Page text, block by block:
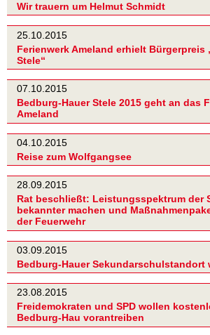
Wir trauern um Helmut Schmidt
25.10.2015
Ferienwerk Ameland erhielt Bürgerpreis
Stele“
07.10.2015
Bedburg-Hauer Stele 2015 geht an das
Ameland
04.10.2015
Reise zum Wolfgangsee
28.09.2015
Rat beschließt: Leistungsspektrum der
bekannter machen und
der Feuerwehr
03.09.2015
Bedburg-Hauer Sekundarschulstandort
23.08.2015
Freidemokraten und SPD wollen
Bedburg-Hau vorantreiben